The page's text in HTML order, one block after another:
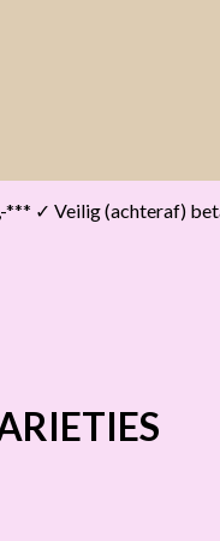
*** ✓ Veilig (achteraf)